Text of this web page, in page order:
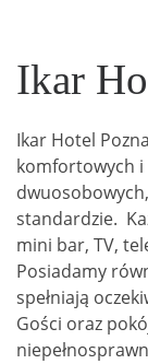
Ikar
Ikar Hotel
komfortowych i
standardzie.
mini bar, TV,
Posiadamy
spełniają
Gości oraz